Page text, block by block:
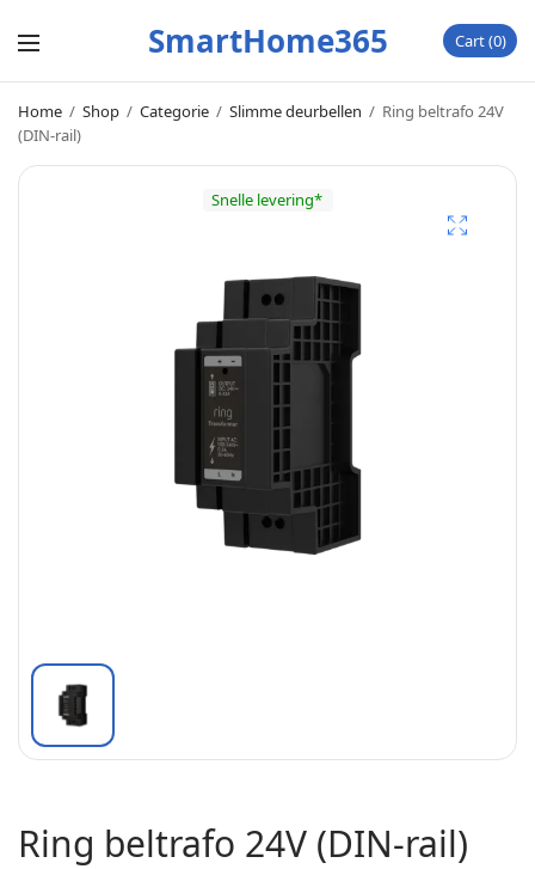
SmartHome365 Cart 0
Home / Shop / Categorie / Slimme deurbellen / Ring beltrafo 24V
(DIN-rail)
Snelle levering*
Ring beltrafo 24V (DIN-rail)